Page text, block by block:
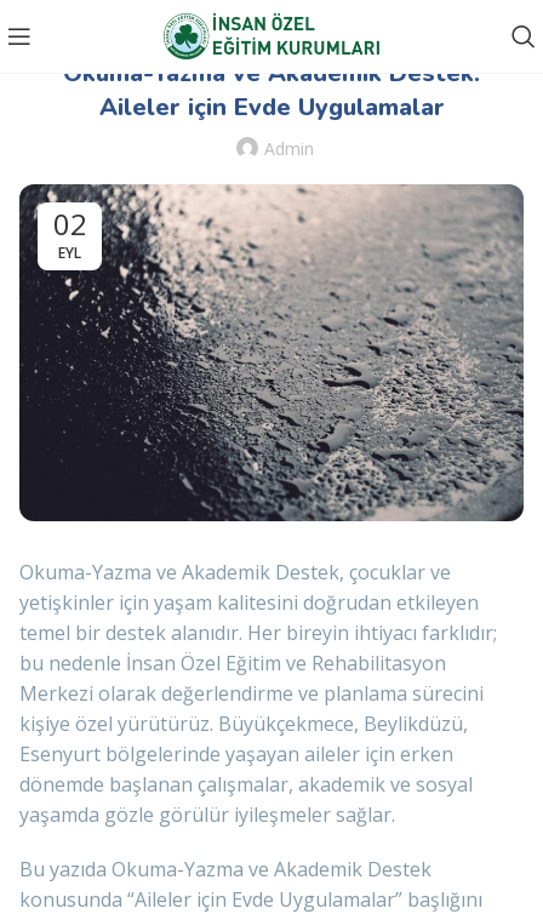
OKUMA-YAZMA VE AKADEMIK DESTEK
Okuma-Yazma ve Akademik Destek:
Aileler için Evde Uygulamalar
Admin
02
EYL
Okuma-Yazma ve Akademik Destek, çocuklar ve
yetişkinler için yaşam kalitesini doğrudan etkileyen
temel bir destek alanıdır. Her bireyin ihtiyacı farklıdır;
bu nedenle İnsan Özel Eğitim ve Rehabilitasyon
Merkezi olarak değerlendirme ve planlama sürecini
kişiye özel yürütürüz. Büyükçekmece, Beylikdüzü,
Esenyurt bölgelerinde yaşayan aileler için erken
dönemde başlanan çalışmalar, akademik ve sosyal
yaşamda gözle görülür iyileşmeler sağlar.
Bu yazıda Okuma-Yazma ve Akademik Destek
konusunda “Aileler için Evde Uygulamalar” başlığını